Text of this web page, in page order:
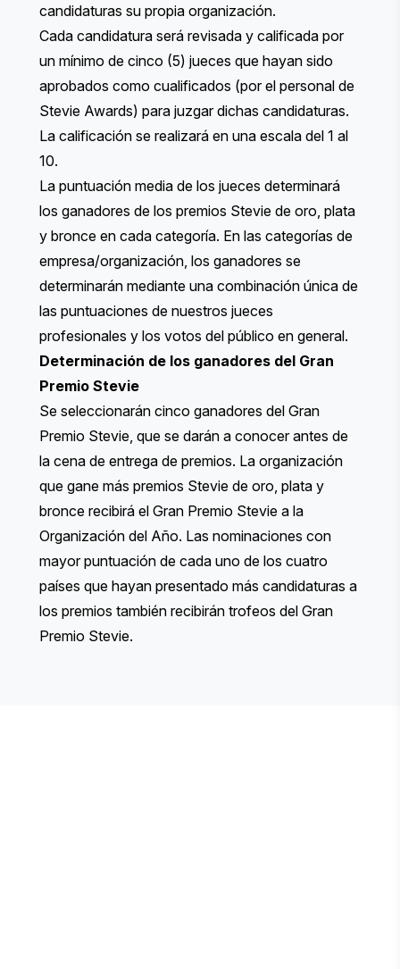
candidaturas su propia organización.
Cada candidatura será revisada y calificada por
un mínimo de cinco (5) jueces que hayan sido
aprobados como cualificados (por el personal de
Stevie Awards) para juzgar dichas candidaturas.
La calificación se realizará en una escala del 1 al
10.
La puntuación media de los jueces determinará
los ganadores de los premios Stevie de oro, plata
y bronce en cada categoría. En las categorías de
empresa/organización, los ganadores se
determinarán mediante una combinación única de
las puntuaciones de nuestros jueces
profesionales y los votos del público en general.
Determinación de los ganadores del Gran
Premio Stevie
Se seleccionarán cinco ganadores del Gran
Premio Stevie, que se darán a conocer antes de
la cena de entrega de premios. La organización
que gane más premios Stevie de oro, plata y
bronce recibirá el Gran Premio Stevie a la
Organización del Año. Las nominaciones con
mayor puntuación de cada uno de los cuatro
países que hayan presentado más candidaturas a
los premios también recibirán trofeos del Gran
Premio Stevie.